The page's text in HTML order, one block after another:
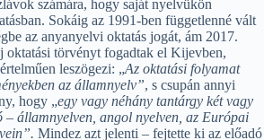
számára, hogy saját nyelvükön
Sokáig az 1991-ben függetlenné vált
az anyanyelvi oktatás jogát, ám 2017.
oktatási törvényt fogadtak el Kijevben,
leszögezi: „Az oktatási folyamat
az államnyelv”, s csupán annyi
hogy „egy vagy néhány tantárgy két vagy
– államnyelven, angol nyelven, az Európai
Mindez azt jelenti – fejtette ki az előadó